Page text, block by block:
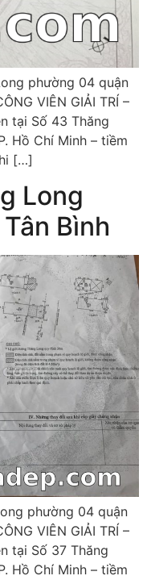
phường 04 quận
VIÊN GIẢI TRÍ –
tại Số 43 Thăng
Hồ Chí Minh – tiềm
[…]
Long
Bình
phường 04 quận
VIÊN GIẢI TRÍ –
tại Số 37 Thăng
Hồ Chí Minh – tiềm